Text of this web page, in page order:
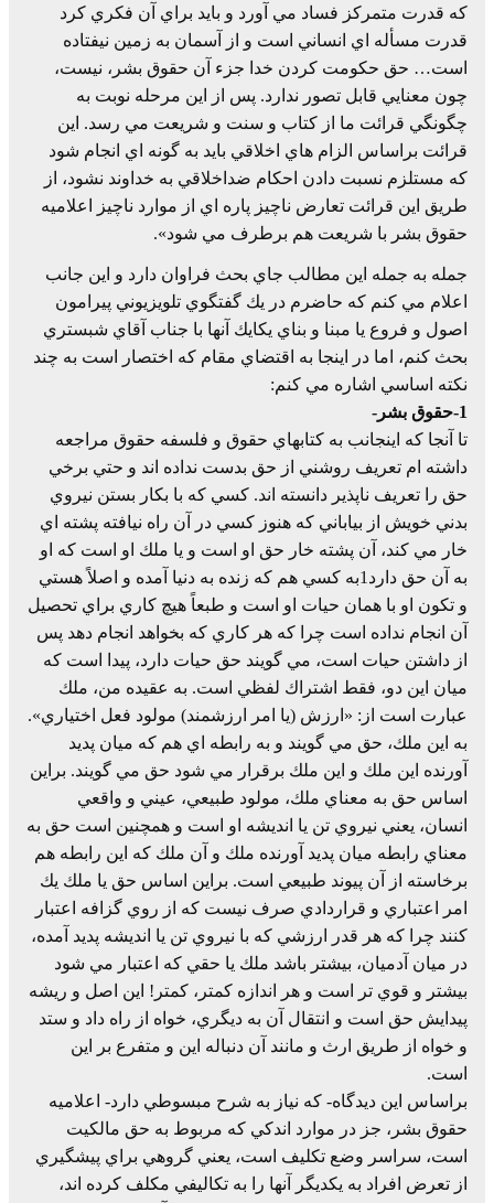
كه قدرت متمركز فساد مي آورد و بايد براي آن فكري كرد
قدرت مسأله اي انساني است و از آسمان به زمين نيفتاده
است… حق حكومت كردن خدا جزء آن حقوق بشر، نيست،
چون معنايي قابل تصور ندارد. پس از اين مرحله نوبت به
چگونگي قرائت ما از كتاب و سنت و شريعت مي رسد. اين
قرائت براساس الزام هاي اخلاقي بايد به گونه اي انجام شود
كه مستلزم نسبت دادن احكام ضداخلاقي به خداوند نشود، از
طريق اين قرائت تعارض ناچيز پاره اي از موارد ناچيز اعلاميه
حقوق بشر با شريعت هم برطرف مي شود».
جمله به جمله اين مطالب جاي بحث فراوان دارد و اين جانب
اعلام مي كنم كه حاضرم در يك گفتگوي تلويزيوني پيرامون
اصول و فروع يا مبنا و بناي يكايك آنها با جناب آقاي شبستري
بحث كنم، اما در اينجا به اقتضاي مقام كه اختصار است به چند
نكته اساسي اشاره مي كنم:
1- حقوق بشر-
تا آنجا كه اينجانب به كتابهاي حقوق و فلسفه حقوق مراجعه
داشته ام تعريف روشني از حق بدست نداده اند و حتي برخي
حق را تعريف ناپذير دانسته اند. كسي كه با بكار بستن نيروي
بدني خويش از بياباني كه هنوز كسي در آن راه نيافته پشته اي
خار مي كند، آن پشته خار حق او است و يا ملك او است كه او
به آن حق دارد1به كسي هم كه زنده به دنيا آمده و اصلاً هستي
و تكون او با همان حيات او است و طبعاً هيچ كاري براي تحصيل
آن انجام نداده است چرا كه هر كاري كه بخواهد انجام دهد پس
از داشتن حيات است، مي گويند حق حيات دارد، پيدا است كه
ميان اين دو، فقط اشتراك لفظي است. به عقيده من، ملك
عبارت است از: «ارزش (يا امر ارزشمند) مولود فعل اختياري».
به اين ملك، حق مي گويند و به رابطه اي هم كه ميان پديد
آورنده اين ملك و اين ملك برقرار مي شود حق مي گويند. براين
اساس حق به معناي ملك، مولود طبيعي، عيني و واقعي
انسان، يعني نيروي تن يا انديشه او است و همچنين است حق به
معناي رابطه ميان پديد آورنده ملك و آن ملك كه اين رابطه هم
برخاسته از آن پيوند طبيعي است. براين اساس حق يا ملك يك
امر اعتباري و قراردادي صرف نيست كه از روي گزافه اعتبار
كنند چرا كه هر قدر ارزشي كه با نيروي تن يا انديشه پديد آمده،
در ميان آدميان، بيشتر باشد ملك يا حقي كه اعتبار مي شود
بيشتر و قوي تر است و هر اندازه كمتر، كمتر! اين اصل و ريشه
پيدايش حق است و انتقال آن به ديگري، خواه از راه داد و ستد
و خواه از طريق ارث و مانند آن دنباله اين و متفرع بر اين
است.
براساس اين ديدگاه- كه نياز به شرح مبسوطي دارد- اعلاميه
حقوق بشر، جز در موارد اندكي كه مربوط به حق مالكيت
است، سراسر وضع تكليف است، يعني گروهي براي پيشگيري
از تعرض افراد به يكديگر آنها را به تكاليفي مكلف كرده اند،